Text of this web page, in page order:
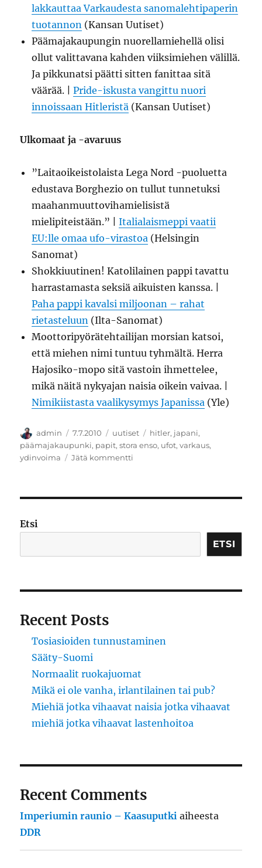
lakkauttaa Varkaudesta sanomalehtipaperin
tuotannon (Kansan Uutiset)
Päämajakaupungin nuorellamiehellä olisi
ollut valittavana kahden viiksimiehen välillä.
Ja pikkunatsi päätti sitten fanittaa sitä
väärää. |Pride-iskusta vangittu nuori
innoissaan Hitleristä (Kansan Uutiset)
Ulkomaat ja -avaruus
”Laitaoikeistolaista Lega Nord -puoluetta
edustava Borghezio on tullut tunnetuksi
maahanmuuttovihamielisistä
mielipiteistään.” |Italialaismeppi vaatii
EU:lle omaa ufo-virastoa (Helsingin
Sanomat)
Shokkiuutinen! Katolilainen pappi tavattu
harrastamasta seksiä aikuisten kanssa. |
Paha pappi kavalsi miljoonan – rahat
rietasteluun (Ilta-Sanomat)
Moottoripyörätehtailijan morsian katsoi,
että miehen nimi tuntuu tyhmältä. Herra
Hajosiko-mopo sitä vastoin ihmettelee,
mikä näitä nykyajan naisia oikein vaivaa. |
Nimikiistasta vaalikysymys Japanissa (Yle)
Kirjoittaja
admin Julkaistu
7.7.2010 Kategoriat
uutiset Avainsanat
hitler, japani,
päämajakaupunki, papit,stora enso, ufot,varkaus,
ydinvoima
Jätä kommentti
Etsi
ETSI
Recent Posts
Tosiasioiden tunnustaminen
Sääty-Suomi
Normaalit ruokajuomat
Mikä ei ole vanha, irlantilainen tai pub?
Miehiä jotka vihaavat naisia jotka vihaavat
miehiä jotka vihaavat lastenhoitoa
Recent Comments
Imperiumin raunio – Kaasuputki aiheesta
DDR